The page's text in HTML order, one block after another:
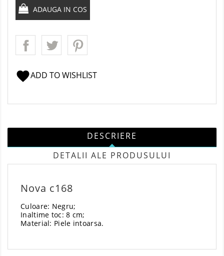
ADAUGA IN COS
favoriteADD TO WISHLIST
DESCRIERE
DETALII ALE PRODUSULUI
Nova c168
Culoare: Negru;
Inaltime toc: 8 cm;
Material: Piele intoarsa.